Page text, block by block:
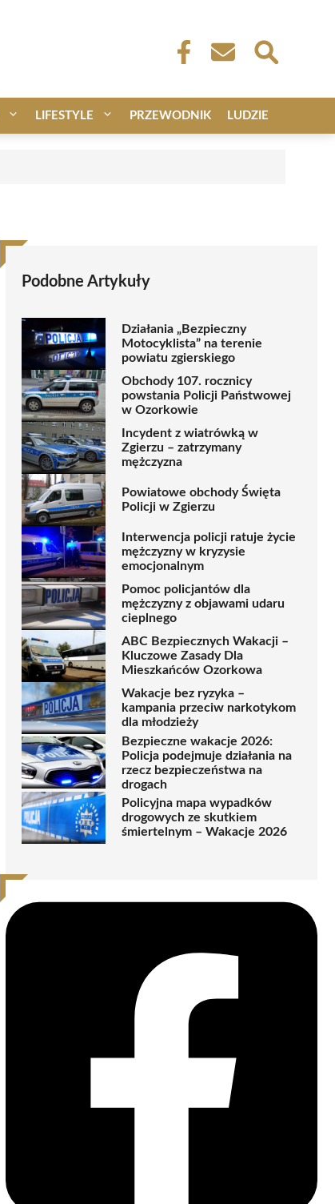
LIFESTYLE PRZEWODNIK LUDZIE
Podobne Artykuły
Działania „Bezpieczny
Motocyklista” na terenie
powiatu zgierskiego
Obchody 107. rocznicy
powstania Policji Państwowej
w Ozorkowie
Incydent z wiatrówką w
Zgierzu – zatrzymany
mężczyzna
Powiatowe obchody Święta
Policji w Zgierzu
Interwencja policji ratuje życie
mężczyzny w kryzysie
emocjonalnym
Pomoc policjantów dla
mężczyzny z objawami udaru
cieplnego
ABC Bezpiecznych Wakacji –
Kluczowe Zasady Dla
Mieszkańców Ozorkowa
Wakacje bez ryzyka –
kampania przeciw narkotykom
dla młodzieży
Bezpieczne wakacje 2026:
Policja podejmuje działania na
rzecz bezpieczeństwa na
drogach
Policyjna mapa wypadków
drogowych ze skutkiem
śmiertelnym – Wakacje 2026